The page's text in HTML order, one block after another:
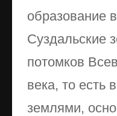
образование
Суздальские
потомков
века, то есть
землями,